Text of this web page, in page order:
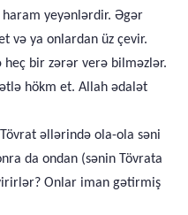
yeyənlərdir. Əgər
və ya onlardan üz çevir.
heç bir zərər verə bilməzlər.
hökm et. Allah ədalət
əllərində ola-ola səni
da ondan (sənin Tövrata
Onlar iman gətirmiş